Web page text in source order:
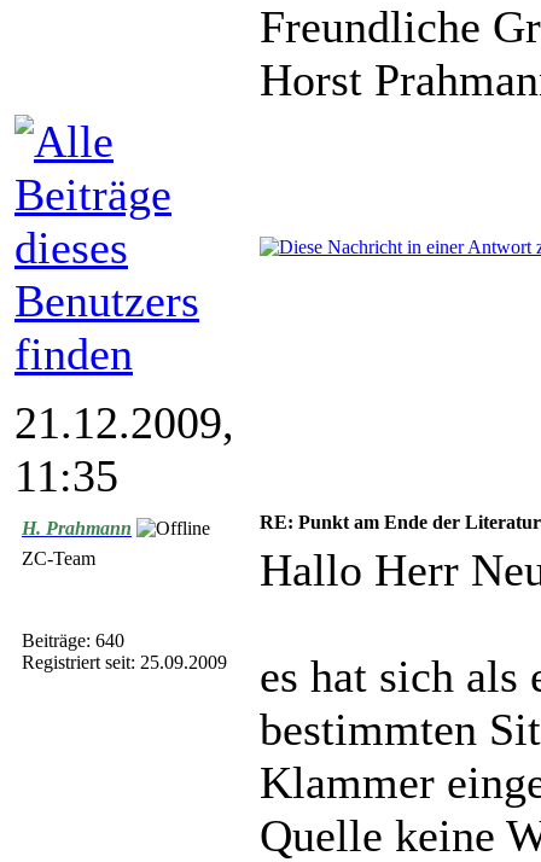
Freundliche
Horst
21.12.2009,
11:35
H. Prahmann
ZC-Team
Beiträge: 640
Registriert seit: 25.09.2009
RE: Punkt am Ende der
Hallo Herr
es hat sich als
bestimmten
Klammer
Quelle keine